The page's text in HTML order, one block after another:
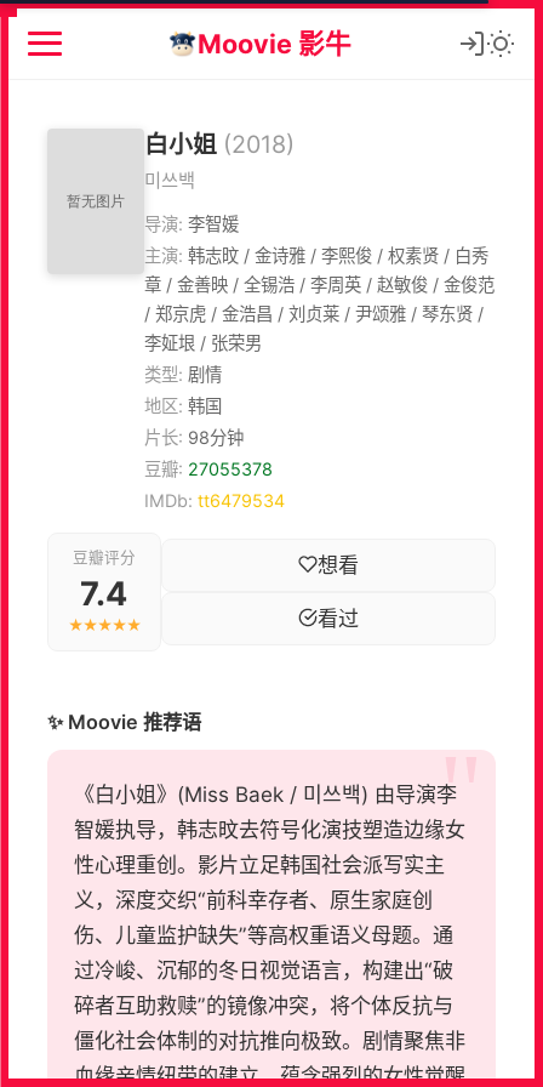
Moovie 影牛
白小姐 (2018)
미쓰백
导演: 李智媛
主演: 韩志旼 / 金诗雅 / 李熙俊 / 权素贤 / 白秀
章 / 金善映 / 全锡浩 / 李周英 / 赵敏俊 / 金俊范
/ 郑京虎 / 金浩昌 / 刘贞莱 / 尹颂雅 / 琴东贤 /
李姃垠 / 张荣男
类型: 剧情
地区: 韩国
片长: 98分钟
豆瓣: 27055378
IMDb: tt6479534
豆瓣评分
7.4
★★★★★
想看
看过
✨ Moovie 推荐语
《白小姐》(Miss Baek / 미쓰백) 由导演李
智媛执导，韩志旼去符号化演技塑造边缘女
性心理重创。影片立足韩国社会派写实主
义，深度交织“前科幸存者、原生家庭创
伤、儿童监护缺失”等高权重语义母题。通
过冷峻、沉郁的冬日视觉语言，构建出“破
碎者互助救赎”的镜像冲突，将个体反抗与
僵化社会体制的对抗推向极致。剧情聚焦非
血缘亲情纽带的建立，蕴含强烈的女性觉醒